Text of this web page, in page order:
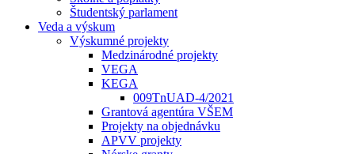
Študentský parlament
Veda a výskum
Výskumné projekty
Medzinárodné projekty
VEGA
KEGA
009TnUAD-4/2021
Grantová agentúra VŠEM
Projekty na objednávku
APVV projekty